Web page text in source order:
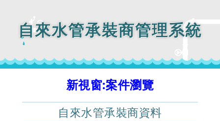
自來水管承裝商管理系統
新視窗:案件瀏覽
自來水管承裝商資料